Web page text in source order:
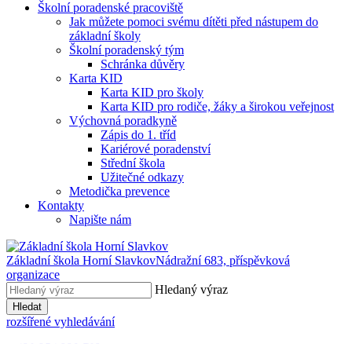
Školní poradenské pracoviště
Jak můžete pomoci svému dítěti před nástupem do
základní školy
Školní poradenský tým
Schránka důvěry
Karta KID
Karta KID pro školy
Karta KID pro rodiče, žáky a širokou veřejnost
Výchovná poradkyně
Zápis do 1. tříd
Kariérové poradenství
Střední škola
Užitečné odkazy
Metodička prevence
Kontakty
Napište nám
Základní škola Horní SlavkovNádražní 683, příspěvková
organizace
Hledaný výraz
Hledat
rozšířené vyhledávání